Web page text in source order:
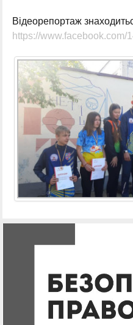
Відеорепортаж
https://